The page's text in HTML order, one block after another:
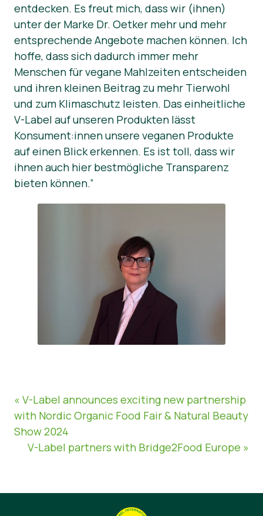
News
Press Materials
entdecken. Es freut mich, dass wir (ihnen)
unter der Marke Dr. Oetker mehr und mehr
entsprechende Angebote machen können. Ich
hoffe, dass sich dadurch immer mehr
Menschen für vegane Mahlzeiten entscheiden
und ihren kleinen Beitrag zu mehr Tierwohl
und zum Klimaschutz leisten. Das einheitliche
V-Label auf unseren Produkten lässt
Konsument:innen unsere veganen Produkte
auf einen Blick erkennen. Es ist toll, dass wir
ihnen auch hier bestmögliche Transparenz
bieten können.”
« V-Label announces exciting new partnership
with Nordic Organic Food Fair & Natural Beauty
Show 2024
V-Label partners with Bridge2Food Europe »